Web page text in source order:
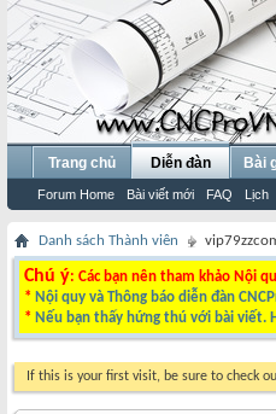
Trang chủ Diễn đàn
Forum Home Bài viết mới FAQ Lịch
Bài
Danh sách Thành viên
Chú ý: Các bạn nên tham khảo Nội
* Nội quy và Thông báo diễn đàn
* Nếu bạn thấy hứng thú với bài viết.
If this is your first visit, be sure to check